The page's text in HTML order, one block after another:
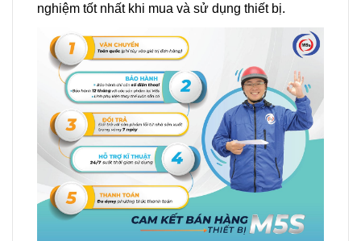
nghiệm tốt nhất khi mua và sử dụng thiết bị.